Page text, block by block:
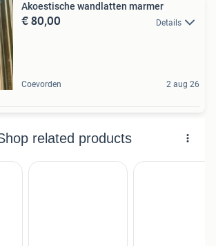
Akoestische wandlatten marmer
€ 80,00 Details
Coevorden 2 aug 26